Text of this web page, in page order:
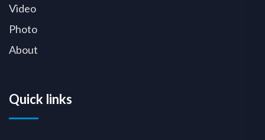
Video
Photo
About
Quick links